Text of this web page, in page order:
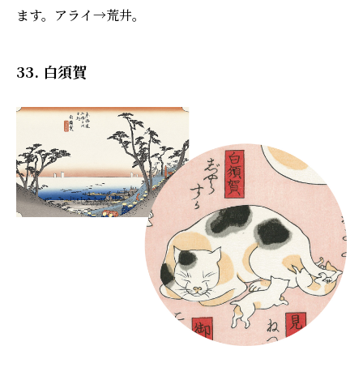
ます。アライ→荒井。
33. 白須賀